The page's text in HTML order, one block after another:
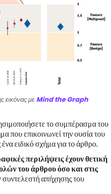
εικόνας με Mind the Graph
το συμπέρασμα του
που επικοινωνεί την ουσία του
ειδικό σχήμα για το άρθρο.
περιλήψεις έχουν θετική
του άρθρου όσο και στις
συντελεστή απήχησης του